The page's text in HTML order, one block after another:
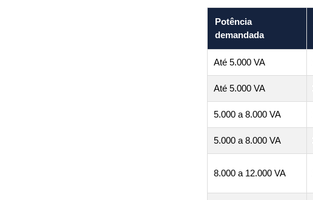
Potência
demandada
Até 5.000 VA
Até 5.000 VA
5.000 a 8.000 VA
5.000 a 8.000 VA
8.000 a 12.000 VA